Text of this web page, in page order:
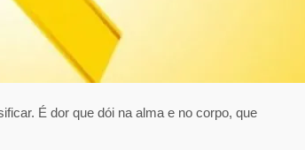
É dor que dói na alma e no corpo, que